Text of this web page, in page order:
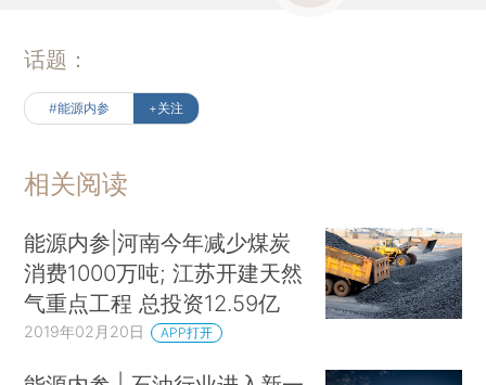
话题：
#能源内参 +关注
相关阅读
能源内参|河南今年减少煤炭
消费1000万吨; 江苏开建天然
气重点工程 总投资12.59亿
2019年02月20日 APP打开